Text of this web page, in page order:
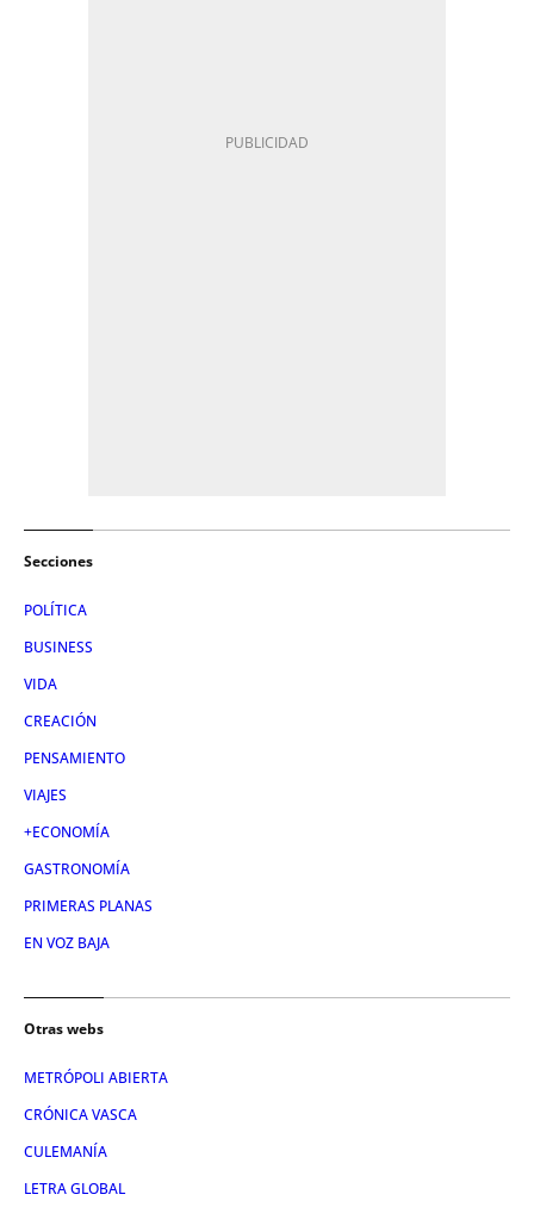
Secciones
POLÍTICA
BUSINESS
VIDA
CREACIÓN
PENSAMIENTO
VIAJES
+ECONOMÍA
GASTRONOMÍA
PRIMERAS PLANAS
EN VOZ BAJA
Otras webs
METRÓPOLI ABIERTA
CRÓNICA VASCA
CULEMANÍA
LETRA GLOBAL